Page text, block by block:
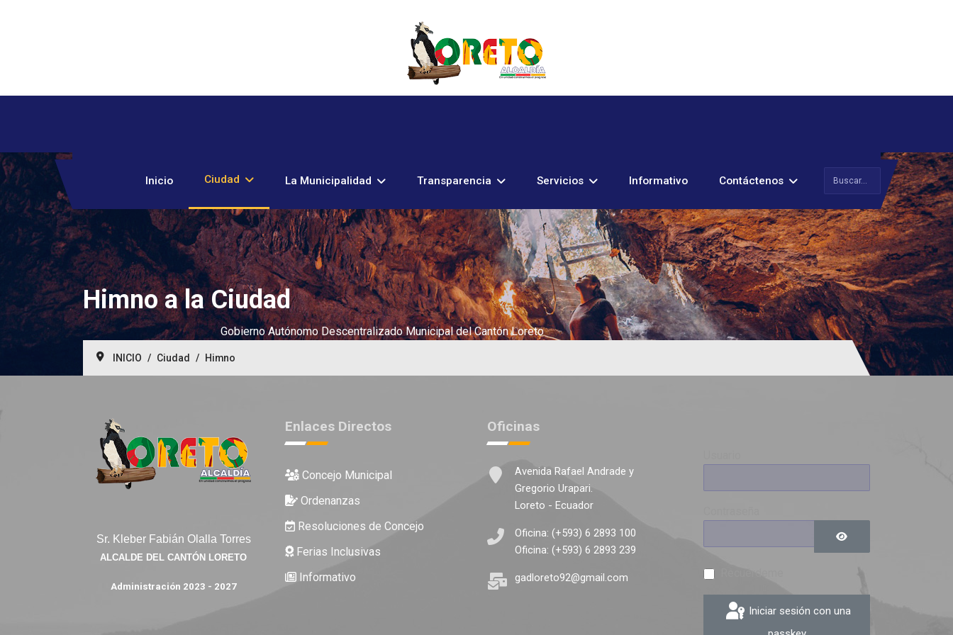
Inicio Ciudad La Municipalidad Transparencia Servicios Informativo Contáctenos Buscar
Himno a la Ciudad
Gobierno Autónomo Descentralizado Municipal del Cantón Loreto
INICIO Ciudad Himno
Sr. Kleber Fabián Olalla Torres
ALCALDE DEL CANTÓN LORETO
Administración 2023 - 2027
Enlaces Directos
Concejo Municipal
Ordenanzas
Resoluciones de Concejo
Ferias Inclusivas
Informativo
Oficinas
Avenida Rafael Andrade y
Gregorio Urapari.
Loreto - Ecuador
Oficina: (+593) 6 2893 100
Oficina: (+593) 6 2893 239
gadloreto92@gmail.com
Mostrar contraseña